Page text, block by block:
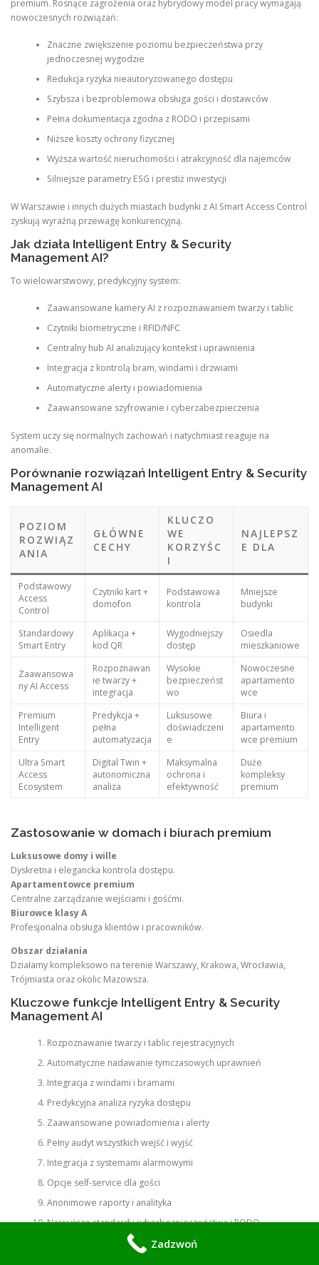
premium. Rosnące zagrożenia oraz hybrydowy model pracy wymagają
nowoczesnych rozwiązań:
Znaczne zwiększenie poziomu bezpieczeństwa przy
jednoczesnej wygodzie
Redukcja ryzyka nieautoryzowanego dostępu
Szybsza i bezproblemowa obsługa gości i dostawców
Pełna dokumentacja zgodna z RODO i przepisami
Niższe koszty ochrony fizycznej
Wyższa wartość nieruchomości i atrakcyjność dla najemców
Silniejsze parametry ESG i prestiż inwestycji
W Warszawie i innych dużych miastach budynki z AI Smart Access Control
zyskują wyraźną przewagę konkurencyjną.
Jak działa Intelligent Entry & Security
Management AI?
To wielowarstwowy, predykcyjny system:
Zaawansowane kamery AI z rozpoznawaniem twarzy i tablic
Czytniki biometryczne i RFID/NFC
Centralny hub AI analizujący kontekst i uprawnienia
Integracja z kontrolą bram, windami i drzwiami
Automatyczne alerty i powiadomienia
Zaawansowane szyfrowanie i cyberzabezpieczenia
System uczy się normalnych zachowań i natychmiast reaguje na
anomalie.
Porównanie rozwiązań Intelligent Entry & Security
Management AI
POZIOM
ROZWIĄZ
ANIA
GŁÓWNE
CECHY
KLUCZO
WE
KORZYŚC
I
NAJLEPSZ
E DLA
Podstawowy
Access
Control
Czytniki kart +
domofon
Podstawowa
kontrola
Mniejsze
budynki
Standardowy
Smart Entry
Aplikacja +
kod QR
Wygodniejszy
dostęp
Osiedla
mieszkaniowe
Zaawansowa
ny AI Access
Rozpoznawan
ie twarzy +
integracja
Wysokie
bezpieczeńst
wo
Nowoczesne
apartamento
wce
Premium
Intelligent
Entry
Predykcja +
pełna
automatyzacja
Luksusowe
doświadczeni
e
Biura i
apartamento
wce premium
Ultra Smart
Access
Ecosystem
Digital Twin +
autonomiczna
analiza
Maksymalna
ochrona i
efektywność
Duże
kompleksy
premium
Zastosowanie w domach i biurach premium
Luksusowe domy i wille
Dyskretna i elegancka kontrola dostępu.
Apartamentowce premium
Centralne zarządzanie wejściami i gośćmi.
Biurowce klasy A
Profesjonalna obsługa klientów i pracowników.
Obszar działania
Działamy kompleksowo na terenie Warszawy, Krakowa, Wrocławia,
Trójmiasta oraz okolic Mazowsza.
Kluczowe funkcje Intelligent Entry & Security
Management AI
Rozpoznawanie twarzy i tablic rejestracyjnych
Automatyczne nadawanie tymczasowych uprawnień
Integracja z windami i bramami
Predykcyjna analiza ryzyka dostępu
Zaawansowane powiadomienia i alerty
Pełny audyt wszystkich wejść i wyjść
Integracja z systemami alarmowymi
Opcje self-service dla gości
Anonimowe raporty i analityka
Najwyższe standardy cyberbezpieczeństwa i RODO
Przykładowe realizacje w Warszawie i okolicach
Zadzwoń